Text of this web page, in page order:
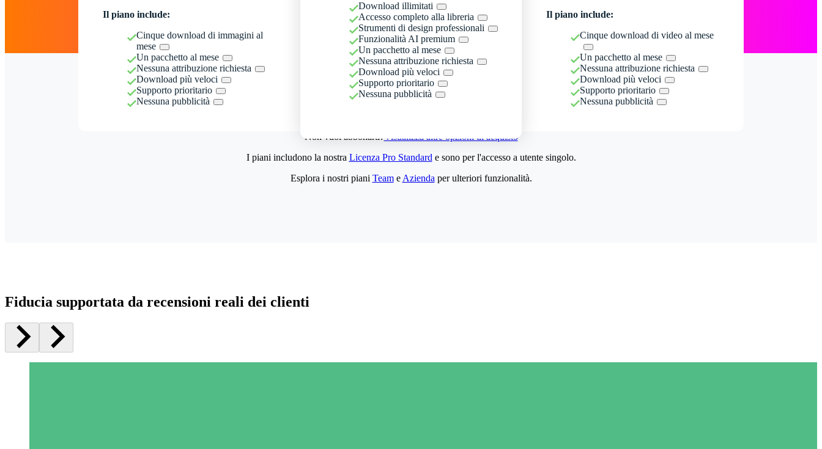
Il piano include:
Cinque download di immagini al
mese
Un pacchetto al mese
Nessuna attribuzione richiesta
Download più veloci
Supporto prioritario
Nessuna pubblicità
Download illimitati
Accesso completo alla libreria
Strumenti di design professionali
Funzionalità AI premium
Un pacchetto al mese
Nessuna attribuzione richiesta
Download più veloci
Supporto prioritario
Nessuna pubblicità
Il piano include:
Cinque download di video al mese
Un pacchetto al mese
Nessuna attribuzione richiesta
Download più veloci
Supporto prioritario
Nessuna pubblicità
Non vuoi abbonarti?Visualizza altre opzioni di acquisto
I piani includono la nostra Licenza Pro Standard e sono per l'accesso a utente singolo.
Esplora i nostri piani Teame Azienda per ulteriori funzionalità.
Fiducia supportata da recensioni reali dei clienti